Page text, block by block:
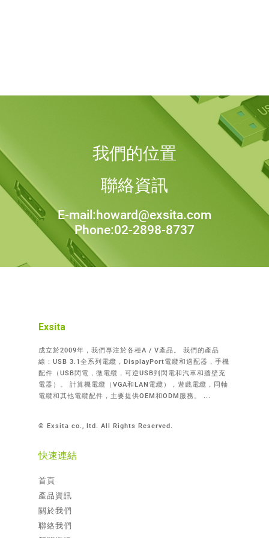
我們的位置
聯絡資訊
E-mail:howard@exsita.com
Phone:02-2898-8737
Exsita
成立於2009年，我們專注於各種A / V產品。 我們的產品
線：USB 3.1全系列電纜，DisplayPort電纜和適配器，手機
配件（USB閃電，微電纜，可逆USB到閃電和汽車和牆壁充
電器）。 計算機電纜（VGA和LAN電纜），遊戲電纜，同軸
電纜和其他電纜配件，主要提供OEM和ODM服務。 ...
© Exsita co., ltd. All Rights Reserved.
快速連結
首頁
產品資訊
關於我們
聯絡我們